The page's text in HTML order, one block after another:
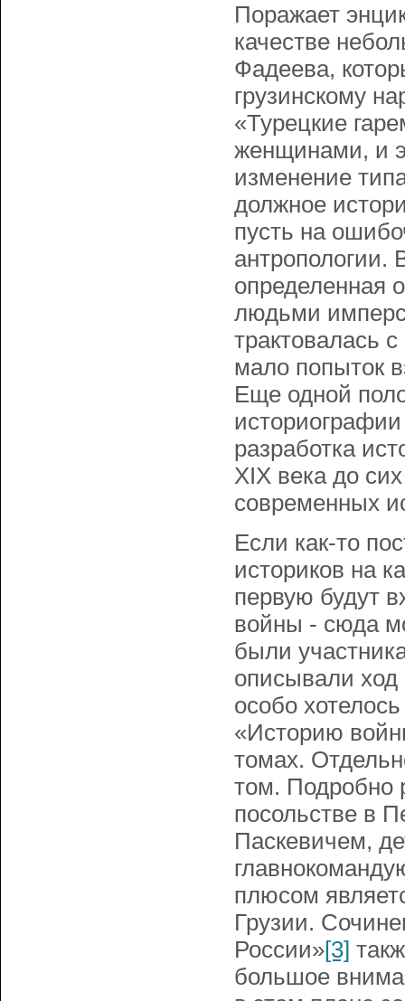
Поражает
качестве
Фадеева,
грузинскому
«Турецкие
женщинами, и
изменение
должное
пусть на
антропологии.
определенная
людьми
трактовалась
мало попыток
Еще одной
разработка
XIX века до
современных
Если как-то
историков на
первую будут
войны - сюда
были
описывали ход
особо
«Историю
томах.
том. Подробно
посольстве в
Паскевичем,
плюсом
Грузии.
России»[3]
большое